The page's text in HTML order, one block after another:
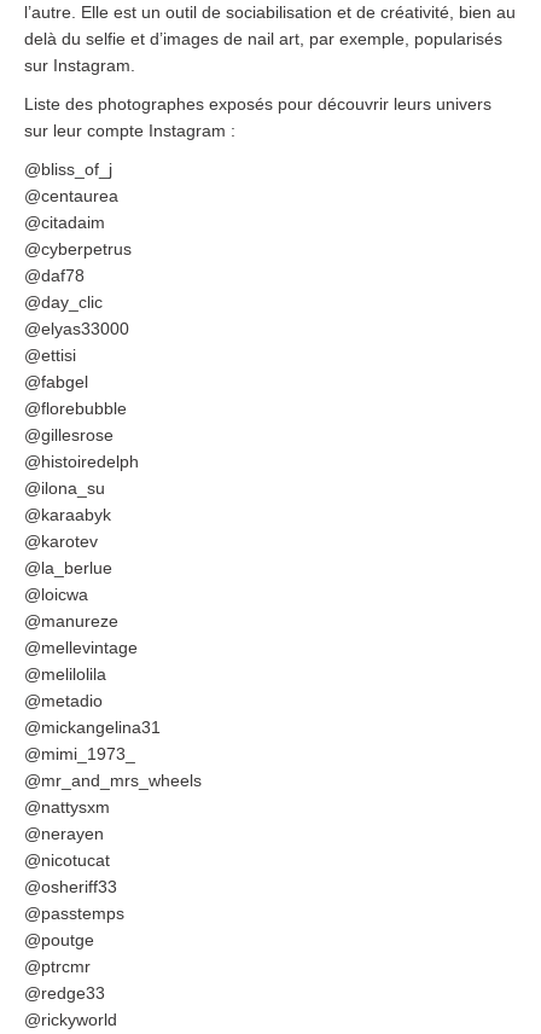
l’autre. Elle est un outil de sociabilisation et de créativité, bien au
delà du selfie et d’images de nail art, par exemple, popularisés
sur Instagram.
Liste des photographes exposés pour découvrir leurs univers
sur leur compte Instagram :
@bliss_of_j
@centaurea
@citadaim
@cyberpetrus
@daf78
@day_clic
@elyas33000
@ettisi
@fabgel
@florebubble
@gillesrose
@histoiredelph
@ilona_su
@karaabyk
@karotev
@la_berlue
@loicwa
@manureze
@mellevintage
@melilolila
@metadio
@mickangelina31
@mimi_1973_
@mr_and_mrs_wheels
@nattysxm
@nerayen
@nicotucat
@osheriff33
@passtemps
@poutge
@ptrcmr
@redge33
@rickyworld